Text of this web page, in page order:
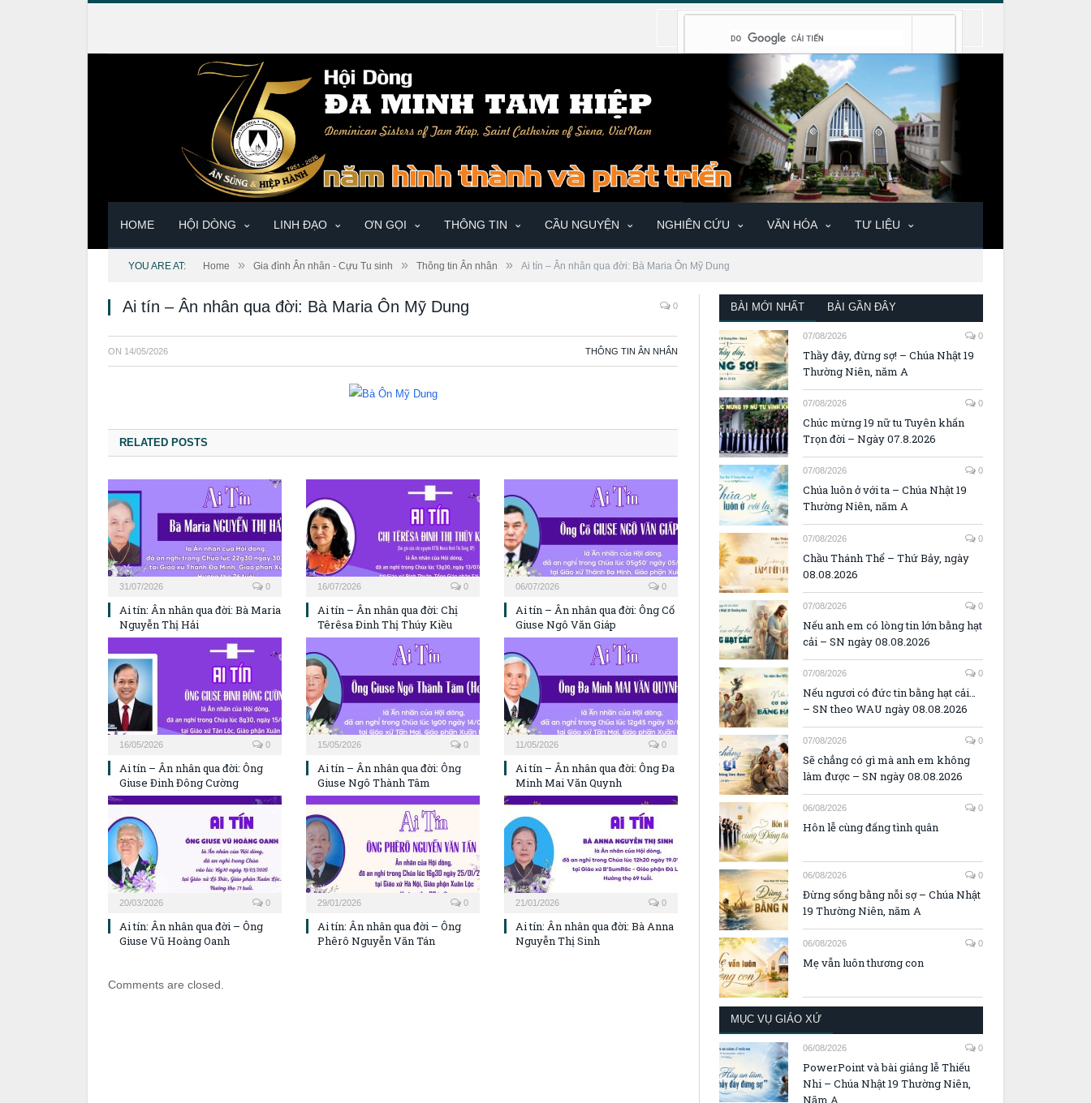
HOME HỘI DÒNG LINH ĐẠO ƠN GỌI THÔNG TIN CẦU NGUYỆN NGHIÊN CỨU VĂN HÓA TƯ LIỆU
YOU ARE AT: Home » Gia đình Ân nhân - Cựu Tu sinh » Thông tin Ân nhân » Ai tín – Ân nhân qua đời: Bà Maria Ôn Mỹ Dung
Ai tín – Ân nhân qua đời: Bà Maria Ôn Mỹ Dung 0
ON 14/05/2026 THÔNG TIN ÂN NHÂN
RELATED POSTS
31/07/2026 0
Ai tín: Ân nhân qua đời: Bà Maria
Nguyễn Thị Hải
16/07/2026 0
Ai tín – Ân nhân qua đời: Chị
Têrêsa Đinh Thị Thúy Kiều
06/07/2026 0
Ai tín – Ân nhân qua đời: Ông Cố
Giuse Ngô Văn Giáp
16/05/2026 0
Ai tín – Ân nhân qua đời: Ông
Giuse Đinh Đông Cường
15/05/2026 0
Ai tín – Ân nhân qua đời: Ông
Giuse Ngô Thành Tâm
11/05/2026 0
Ai tín – Ân nhân qua đời: Ông Đa
Minh Mai Văn Quynh
20/03/2026 0
Ai tín: Ân nhân qua đời – Ông
Giuse Vũ Hoàng Oanh
29/01/2026 0
Ai tín: Ân nhân qua đời – Ông
Phêrô Nguyễn Văn Tán
21/01/2026 0
Ai tín: Ân nhân qua đời: Bà Anna
Nguyễn Thị Sinh
Comments are closed.
BÀI MỚI NHẤT BÀI GẦN ĐÂY
07/08/2026 0
Thầy đây, đừng sợ! – Chúa Nhật 19
Thường Niên, năm A
07/08/2026 0
Chúc mừng 19 nữ tu Tuyên khấn
Trọn đời – Ngày 07.8.2026
07/08/2026 0
Chúa luôn ở với ta – Chúa Nhật 19
Thường Niên, năm A
07/08/2026 0
Chầu Thánh Thể – Thứ Bảy, ngày
08.08.2026
07/08/2026 0
Nếu anh em có lòng tin lớn bằng hạt
cải – SN ngày 08.08.2026
07/08/2026 0
Nếu ngươi có đức tin bằng hạt cải…
– SN theo WAU ngày 08.08.2026
07/08/2026 0
Sẽ chẳng có gì mà anh em không
làm được – SN ngày 08.08.2026
06/08/2026 0
Hôn lễ cùng đấng tình quân
06/08/2026 0
Đừng sống bằng nỗi sợ – Chúa Nhật
19 Thường Niên, năm A
06/08/2026 0
Mẹ vẫn luôn thương con
MỤC VỤ GIÁO XỨ
06/08/2026 0
PowerPoint và bài giảng lễ Thiếu
Nhi – Chúa Nhật 19 Thường Niên,
Năm A